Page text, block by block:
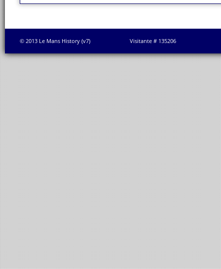
© 2013 Le Mans History (v7) Visitante # 135206